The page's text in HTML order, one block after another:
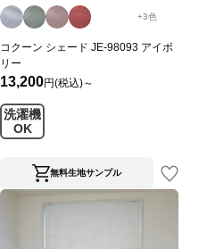
+3色
コクーン シェード JE-98093 アイボ
リー
13,200円(税込)～
洗濯機
OK
無料生地サンプル